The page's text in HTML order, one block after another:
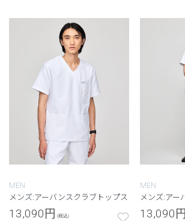
MEN
メンズ:アーバンスクラブトップス
13,090円 (税込)
MEN
メンズ:アー
13,090円